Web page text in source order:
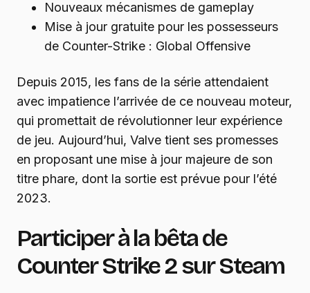
Nouveaux mécanismes de gameplay
Mise à jour gratuite pour les possesseurs
de Counter-Strike : Global Offensive
Depuis 2015, les fans de la série attendaient
avec impatience l’arrivée de ce nouveau moteur,
qui promettait de révolutionner leur expérience
de jeu. Aujourd’hui, Valve tient ses promesses
en proposant une mise à jour majeure de son
titre phare, dont la sortie est prévue pour l’été
2023.
Participer à la bêta de
Counter Strike 2 sur Steam